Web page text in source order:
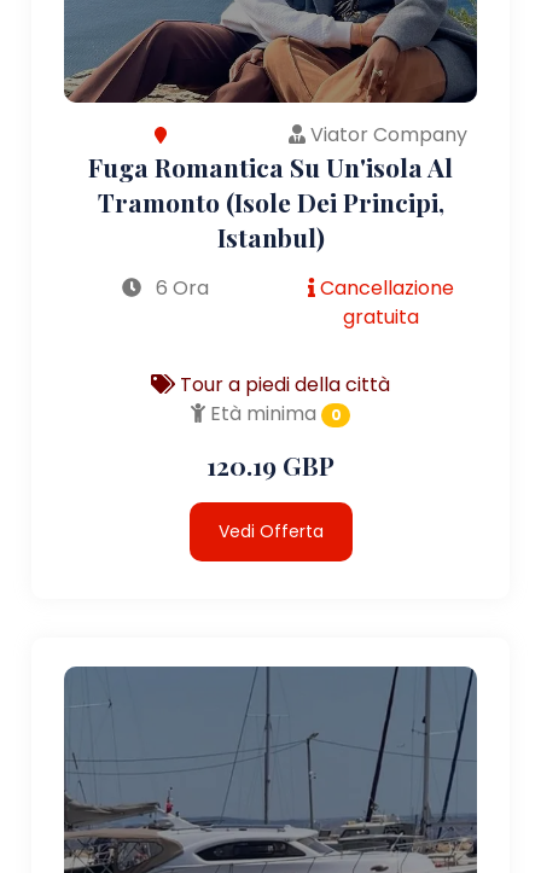
Viator Company
Fuga Romantica Su Un'isola Al
Tramonto (Isole Dei Principi,
Istanbul)
6 Ora
Cancellazione
gratuita
Tour a piedi della città
Età minima
0
120.19 GBP
Vedi Offerta